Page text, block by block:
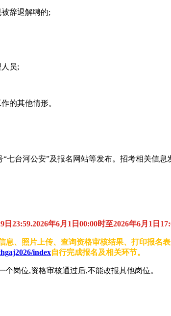
辞退解聘的;
员;
的其他情形。
台河公安”及报名网站等发布。招考相关信息
日23:59.2026年6月1日00:00时至2026年6月1日
息、照片上传、查询资格审核结果、打印报名
index自行完成报名及相关环节。
岗位,资格审核通过后,不能改报其他岗位。